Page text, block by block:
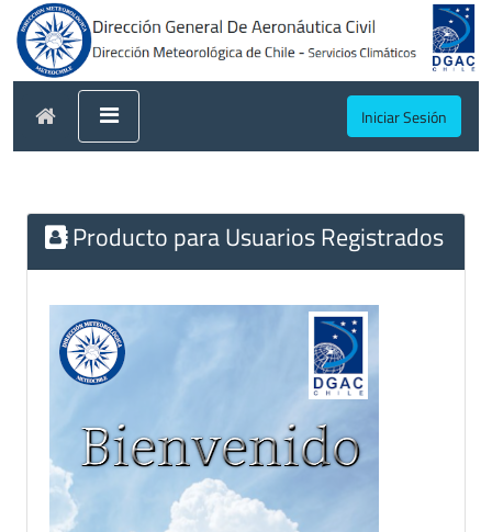
Iniciar Sesión
Producto para Usuarios Registrados